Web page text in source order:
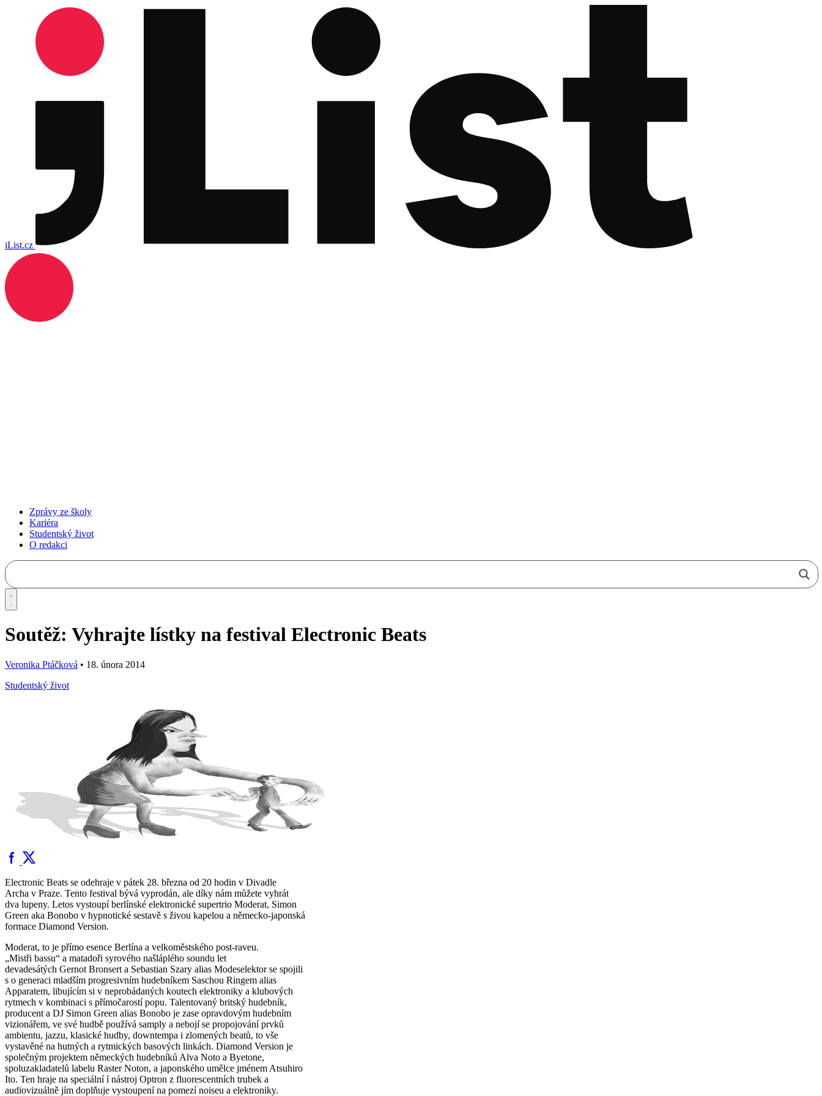
iList.cz
Zprávy ze školy
Kariéra
Studentský život
O redakci
Soutěž: Vyhrajte lístky na festival Electronic Beats
Veronika Ptáčková • 18. února 2014
Studentský život
Electronic Beats se odehraje v pátek 28. března od 20 hodin v Divadle
Archa v Praze. Tento festival bývá vyprodán, ale díky nám můžete vyhrát
dva lupeny. Letos vystoupí berlínské elektronické supertrio Moderat, Simon
Green aka Bonobo v hypnotické sestavě s živou kapelou a německo-japonská
formace Diamond Version.
Moderat, to je přímo esence Berlína a velkoměstského post-raveu.
„Mistři bassu“ a matadoři syrového našláplého soundu let
devadesátých Gernot Bronsert a Sebastian Szary alias Modeselektor se spojili
s o generaci mladším progresivním hudebníkem Saschou Ringem alias
Apparatem, libujícím si v neprobádaných koutech elektroniky a klubových
rytmech v kombinaci s přímočarostí popu. Talentovaný britský hudebník,
producent a DJ Simon Green alias Bonobo je zase opravdovým hudebním
vizionářem, ve své hudbě používá samply a nebojí se propojování prvků
ambientu, jazzu, klasické hudby, downtempa i zlomených beatů, to vše
vystavěné na hutných a rytmických basových linkách. Diamond Version je
společným projektem německých hudebníků Alva Noto a Byetone,
spoluzakladatelů labelu Raster Noton, a japonského umělce jménem Atsuhiro
Ito. Ten hraje na speciální í nástroj Optron z fluorescentních trubek a
audiovizuálně jím doplňuje vystoupení na pomezí noiseu a elektroniky.